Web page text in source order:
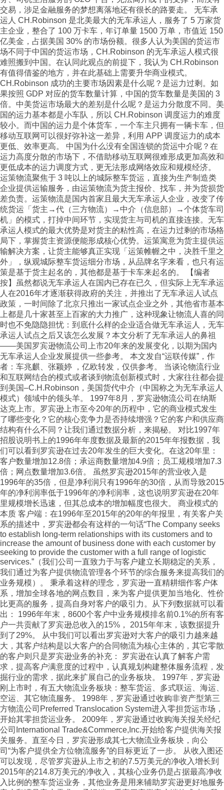
交易，涉足金融服务的梦想离落地还有很长的路要走。 无车承
运人 CH.Robinson 是北美最大的无车承运人，服务了 5 万家货
主企业，整合了 100 万卡车，年订单量 1500 万单，市值近 150
亿美金，占据美国 30% 的市场份额。很多人认为美国的货运市
场不同于中国的货运市场，CH.Robinson 的无车承运人模式很
难照搬到中国。在认同此观点的前提下，我认为 CH.Robinson
有值得借鉴的地方，并在此基础上需要升华商业模式。
CH.Robinson 成功的主要市场因素是什么呢？是运力过剩。如
果按照 GDP 对应的货车数量计算，中国的货车数量是美国的 3
倍。中美货运市场最大的差别是什么呢？是运力分散度不同。美
国的运力基本都是小车队，所以 CH.Robinson 调度运力的难度
较小。而中国的运力是个体货车，一个车主只拥有一辆卡车，但
移动互联网可以很好弥补这一差异，利用 APP 调度运力的成本
更低、效率更高。 中国为什么没有全国连锁的货运中介呢？在
运力高度分散的市场下，不借助移动互联网很难形成更加高效和
更低成本的运力调度方式，更无法形成网络效应和规模经济。
运策物流聚焦于 3 吨以上的城际整车货运，直接为生产制造类
企业提供运输服务，由运策物流为货主报价、找车，并为货损货
差负责。运策物流是国内首家且最大无车承运人企业，改变了传
统货运「货主→代（三方物流）→中介（信息部）→个体货车司
机」的模式，打掉中间环节，实现货主与司机的直接连接。无车
承运人模式的最大优势是对货主的粘性高，在运力过剩的市场格
局下，掌握货主资源便能形成核心优势。运策寓意为货主提供运
输解决方案，让货主能够真正实现「运策帷幄之中，决胜千里之
外」，纵观城际整车货运细分市场，从品牌名字来看，也只有运
策是基于货主起名的，其他都是基于卡车来起名的。 【编者
按】虽然都说无车承运人在国内已存在已久，但实际上无车承运
人在2016年才逐渐获得政府的关注，并推出了无车承运人试点
政策，一时间除了北京只推出一家试点企业之外，其他省市基本
上都是几十家甚至上百家的大力推广，这种现象让物流人喜的同
时也不免隐隐担忧：到底什么样的企业适合做无车承运人，无车
承运人试点之后又该怎么发展？本文分析了无车承运人的鼻祖
——美国罗宾逊物流公司上市20年来的发展变化，以期为国内
无车承运人企业发展提供一些参考。 本文发自“运联传媒”，作
者：车兆麒、张颖婷 ，亿欧转发，仅供参考。 当谈论物流行业
和互联网结合的模式或者谈到物流创新模式时，大家往往都会提
到美国–C.H.Robinson，美国货代中介（中国称之为无车承运人
模式）领域中的领头羊。 1997年8月，罗宾逊物流公司在纳斯
达克上市。罗宾逊上市至今20年的历程中，它的商业模式发生
了哪些变化？它的核心竞争力是否持续增强？它的客户和供应商
结构有什么不同？让我们通过数据分析，来揭秘。 对比1997年
招股说明书上的1996年年度数据及最新的2015年年报数据，我
们可以看到罗宾逊在过去20年发生的巨大变化。在这20年里：
客户数量增加12.8倍；承运商数量增加4.9倍；员工规模增加7.3
倍；网点数量增加3.6倍。 虽然罗宾逊2015年的营业收入是
1996年的35倍，但是净利润只有1996年的30倍，从而导致2015
年的净利润率低于1996年的净利润率，这也说明罗宾逊在20年
里规模增长迅速，但其总成本的增加幅度也很大。 商业模式的
本质 客户端：在1996年至2015年的20年的年报里，有关客户关
系的描述中，罗宾逊都会有这样的一句话“The Company seeks
to establish long-term relationships with its customers and to
increase the amount of business done with each customer by
seeking to provide the customer with a full range of logistic
services.”（我们公司一直致力于与客户建立长期稳定的关系，
我们通过为客户提供物流管理各个环节的综合服务来提高我们的
业务规模）。 秉承着这样的理念，罗宾逊一直精耕细作客户体
系，增加全球各地的网点数目，来为客户提供更加当地化、性价
比更高的服务，提高自身对客户的吸引力。从下列数据就可以看
出： 1996年年末，8600个客户中业务规模排名前0.1%的所有客
户一共贡献了罗宾逊总收入的15%， 2015年年末，该数据提升
到了29%。 从中我们可以看出罗宾逊对大客户的吸引力越来越
大，其客户结构是以大客户的合同物流为核心主体的，其它零散
的客户则只是罗宾逊业务的补充： 罗宾逊在认真了解客户需
求，提高客户满意度的过程中，认真规划构建整体服务流程，发
掘行业的需求，据此来扩展自己的业务板块。 1997年，罗宾逊
刚上市时，有五大物流业务板块：整车货运、多式联运、海运、
空运、其它物流服务。 1998年，罗宾逊通过收购非资产型第三
方物流公司Preferred Translocation System进入零担货运市场，
开始其零担货运业务。 2009年，罗宾逊通过收购海关报关经纪
公司International Trade&Commerce,Inc.开始给客户提供海关报
关服务。直至今日，罗宾逊形成其七大物流业务板块，向公
司“为客户提供全方位物流服务”的目标更近了一步。 从收入图还
可以发现，尽管罗宾逊从上市之初的7.5万美元的净收入增长到
2015年的214.8万美元的净收入，其核心业务仍是占据最高净收
入比例的整车货运业务，其他业务是用来辅助罗宾逊更好地服务